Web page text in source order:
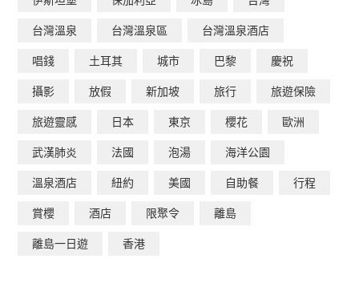
台灣溫泉 台灣溫泉區 台灣溫泉酒店
唱錢 土耳其 城市 巴黎 慶祝
攝影 放假 新加坡 旅行 旅遊保險
旅遊靈感 日本 東京 櫻花 歐洲
武漢肺炎 法國 泡湯 海洋公園
溫泉酒店 紐約 美國 自助餐 行程
賞櫻 酒店 限聚令 離島
離島一日遊 香港